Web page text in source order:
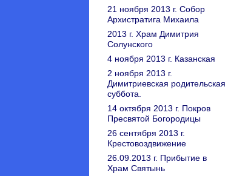
21 ноября 2013 г. Собор
Архистратига Михаила
2013 г. Храм Димитрия
Солунского
4 ноября 2013 г. Казанская
2 ноября 2013 г.
Димитриевская родительская
суббота.
14 октября 2013 г. Покров
Пресвятой Богородицы
26 сентября 2013 г.
Крестовоздвижение
26.09.2013 г. Прибытие в
Храм Святынь